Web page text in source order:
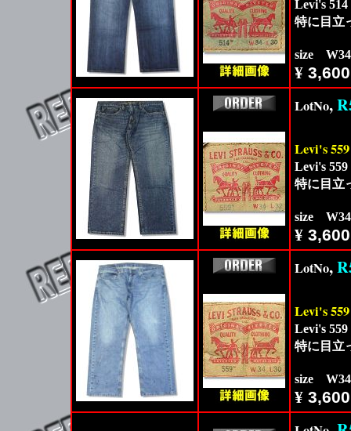
Levi's
特に目立
size
¥ 3,600
LotNo,
Levi's 559
Levi's
特に目立
size
¥ 3,600
LotNo,
Levi's 559
Levi's
特に目立
size
¥ 3,600